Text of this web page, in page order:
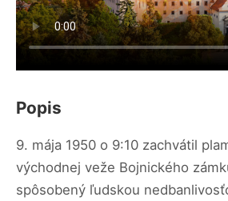
Popis
9. mája 1950 o 9:10 zachvátil
východnej veže Bojnického
spôsobený ľudskou